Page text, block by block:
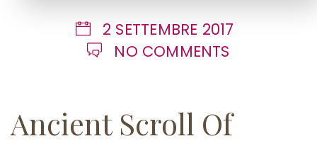
2 SETTEMBRE 2017
NO COMMENTS
Ancient Scroll Of